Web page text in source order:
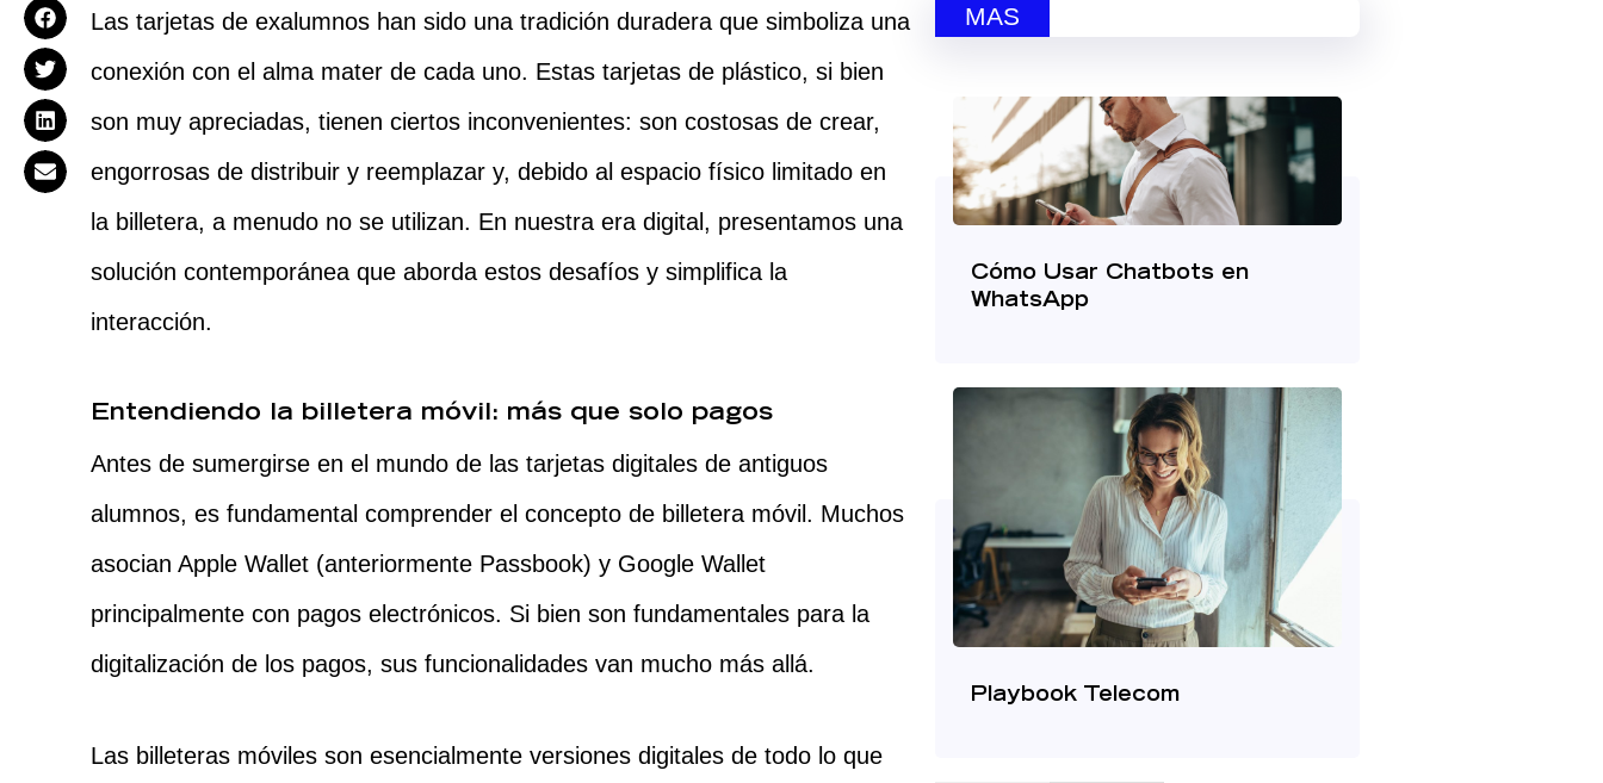
Las tarjetas de exalumnos han sido una tradición duradera que simboliza una
conexión con el alma mater de cada uno. Estas tarjetas de plástico, si bien
son muy apreciadas, tienen ciertos inconvenientes: son costosas de crear,
engorrosas de distribuir y reemplazar y, debido al espacio físico limitado en
la billetera, a menudo no se utilizan. En nuestra era digital, presentamos una
solución contemporánea que aborda estos desafíos y simplifica la
interacción.
Entendiendo la billetera móvil: más que solo pagos
Antes de sumergirse en el mundo de las tarjetas digitales de antiguos
alumnos, es fundamental comprender el concepto de billetera móvil. Muchos
asocian Apple Wallet (anteriormente Passbook) y Google Wallet
principalmente con pagos electrónicos. Si bien son fundamentales para la
digitalización de los pagos, sus funcionalidades van mucho más allá.
Las billeteras móviles son esencialmente versiones digitales de todo lo que
MAS
Cómo Usar Chatbots en
WhatsApp
Playbook Telecom